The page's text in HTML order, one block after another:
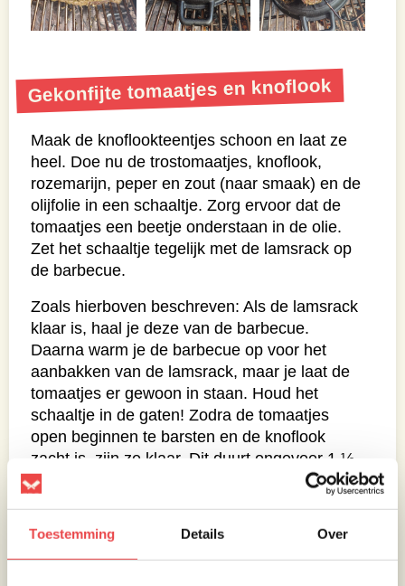
Toestemming Details Over
Gekonfijte tomaatjes en knoflook
Maak de knoflookteentjes schoon en laat ze
heel. Doe nu de trostomaatjes, knoflook,
rozemarijn, peper en zout (naar smaak) en de
olijfolie in een schaaltje. Zorg ervoor dat de
tomaatjes een beetje onderstaan in de olie.
Zet het schaaltje tegelijk met de lamsrack op
de barbecue.
Zoals hierboven beschreven: Als de lamsrack
klaar is, haal je deze van de barbecue.
Daarna warm je de barbecue op voor het
aanbakken van de lamsrack, maar je laat de
tomaatjes er gewoon in staan. Houd het
schaaltje in de gaten! Zodra de tomaatjes
open beginnen te barsten en de knoflook
zacht is, zijn ze klaar. Dit duurt ongeveer 1 ½
tot 1 ¾ uur.